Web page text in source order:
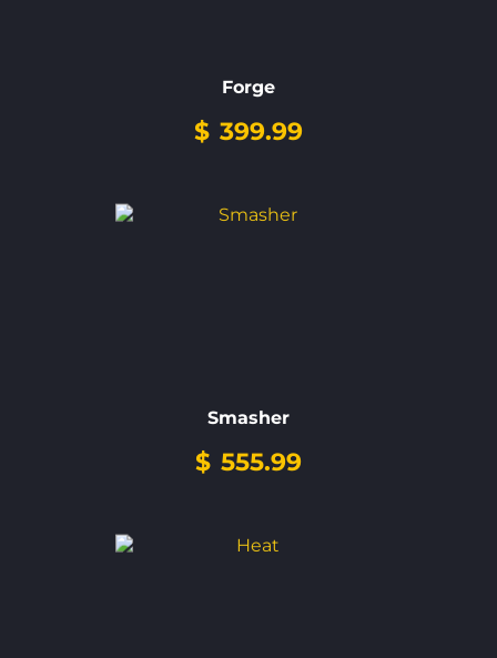
Forge
$ 399.99
Smasher
$ 555.99